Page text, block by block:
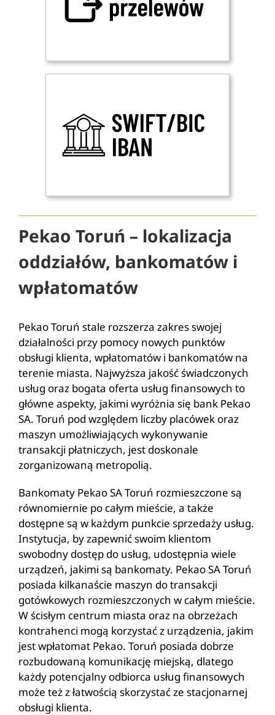
Pekao Toruń – lokalizacja
oddziałów, bankomatów i
wpłatomatów
Pekao Toruń stale rozszerza zakres swojej
działalności przy pomocy nowych punktów
obsługi klienta, wpłatomatów i bankomatów na
terenie miasta. Najwyższa jakość świadczonych
usług oraz bogata oferta usług finansowych to
główne aspekty, jakimi wyróżnia się bank Pekao
SA. Toruń pod względem liczby placówek oraz
maszyn umożliwiających wykonywanie
transakcji płatniczych, jest doskonale
zorganizowaną metropolią.
Bankomaty Pekao SA Toruń rozmieszczone są
równomiernie po całym mieście, a także
dostępne są w każdym punkcie sprzedaży usług.
Instytucja, by zapewnić swoim klientom
swobodny dostęp do usług, udostępnia wiele
urządzeń, jakimi są bankomaty. Pekao SA Toruń
posiada kilkanaście maszyn do transakcji
gotówkowych rozmieszczonych w całym mieście.
W ścisłym centrum miasta oraz na obrzeżach
kontrahenci mogą korzystać z urządzenia, jakim
jest wpłatomat Pekao. Toruń posiada dobrze
rozbudowaną komunikację miejską, dlatego
każdy potencjalny odbiorca usług finansowych
może też z łatwością skorzystać ze stacjonarnej
obsługi klienta.